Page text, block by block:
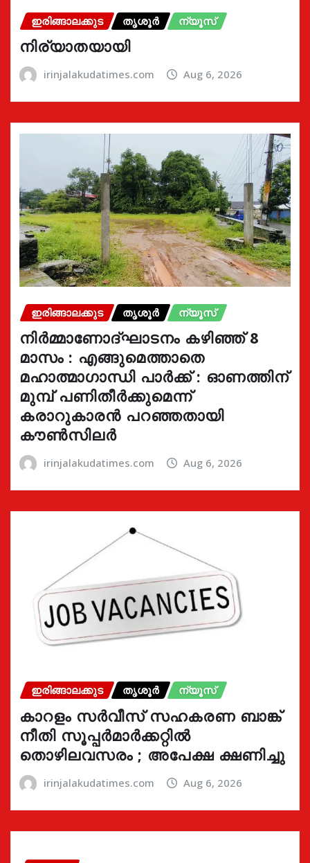
ഇരിങ്ങാലക്കുട തൃശൂർ ന്യൂസ്
നിര്യാതയായി
irinjalakudatimes.com Aug 6, 2026
ഇരിങ്ങാലക്കുട തൃശൂർ ന്യൂസ്
നിർമ്മാണോദ്ഘാടനം കഴിഞ്ഞ് 8
മാസം : എങ്ങുമെത്താതെ
മഹാത്മാഗാന്ധി പാർക്ക് : ഓണത്തിന്
മുമ്പ് പണിതീർക്കുമെന്ന്
കരാറുകാരൻ പറഞ്ഞതായി
കൗൺസിലർ
irinjalakudatimes.com Aug 6, 2026
ഇരിങ്ങാലക്കുട തൃശൂർ ന്യൂസ്
കാറളം സർവീസ് സഹകരണ ബാങ്ക്
നീതി സൂപ്പർമാർക്കറ്റിൽ
തൊഴിലവസരം ; അപേക്ഷ ക്ഷണിച്ചു
irinjalakudatimes.com Aug 6, 2026